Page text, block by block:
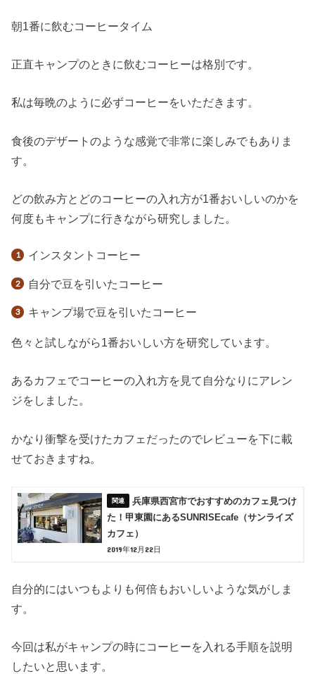
朝1番に飲むコーヒータイム
正直キャンプのときに飲むコーヒーは格別です。
私は毎晩のように必ずコーヒーをいただきます。
食後のデザートのような感覚で非常に楽しみでもありま
す。
どの飲み方とどのコーヒーの入れ方が1番おいしいのかを
何度もキャンプに行きながら研究しました。
インスタントコーヒー
自分で豆を引いたコーヒー
キャンプ場で豆を引いたコーヒー
色々と試しながら1番おいしい方を研究しています。
あるカフェでコーヒーの入れ方を見て自分なりにアレン
ジをしました。
かなり衝撃を受けたカフェだったのでレビューを下に載
せておきますね。
兵庫県西宮市でおすすめのカフェ見つけ
た！甲東園にあるSUNRISEcafe（サンライズ
カフェ）
2019年12月22日
自分的にはいつもよりも何倍もおいしいような気がしま
す。
今回は私がキャンプの時にコーヒーを入れる手順を説明
したいと思います。